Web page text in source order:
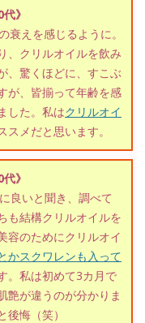
》
えを感じるように。
、クリルオイルを飲み
、驚くほどに、すこぶ
が、皆揃って年齢を感
した。私はクリルオイ
スメだと思います。
》
良いと聞き、調べて
も結構クリルオイルを
容のためにクリルオイ
かスクワレンも入って
。私は初めて3カ月で
艶が違うのが分かりま
悔（笑）